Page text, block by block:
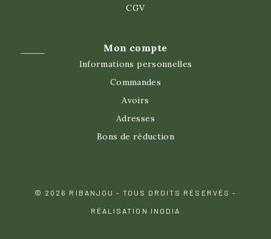
CGV
Mon compte
Informations personnelles
Commandes
Avoirs
Adresses
Bons de réduction
© 2026 RIBANJOU - TOUS DROITS RÉSERVÉS -
RÉALISATION INODIA